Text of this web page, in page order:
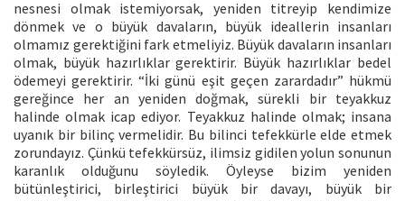
nesnesi olmak istemiyorsak, yeniden titreyip kendimize
dönmek ve o büyük davaların, büyük ideallerin insanları
olmamız gerektiğini fark etmeliyiz. Büyük davaların insanları
olmak, büyük hazırlıklar gerektirir. Büyük hazırlıklar bedel
ödemeyi gerektirir. “İki günü eşit geçen zarardadır” hükmü
gereğince her an yeniden doğmak, sürekli bir teyakkuz
halinde olmak icap ediyor. Teyakkuz halinde olmak; insana
uyanık bir bilinç vermelidir. Bu bilinci tefekkürle elde etmek
zorundayız. Çünkü tefekkürsüz, ilimsiz gidilen yolun sonunun
karanlık olduğunu söyledik. Öyleyse bizim yeniden
bütünleştirici, birleştirici büyük bir davayı, büyük bir